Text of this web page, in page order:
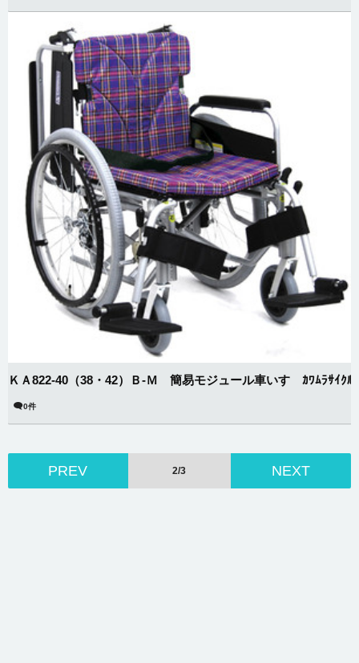
ＫＡ822-40（38・42）Ｂ-Ｍ 簡易モジュール車いす ｶﾜﾑﾗｻｲｸﾙ
0件
PREV 2/3 NEXT